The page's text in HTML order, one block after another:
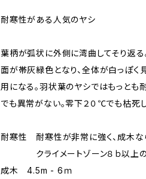
耐寒性がある人気のヤシ
葉柄が弧状に外側に湾曲してそり返
面が帯灰緑色となり、全体が白っぽく
用になる。羽状葉のヤシではもっとも
でも異常がない。零下２０℃でも枯死
耐寒性 耐寒性が非常に強く、成木な
クライメートゾーン８ｂ以上の
成木 4.5m - 6ｍ